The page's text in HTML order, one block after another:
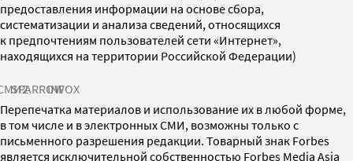
предоставления информации на основе сбора,
систематизации и анализа сведений, относящихся
к предпочтениям пользователей сети «Интернет»,
находящихся на территории Российской Федерации)
SPARROWINFOX
Перепечатка материалов и использование их в любой форме,
в том числе и в электронных СМИ, возможны только с
письменного разрешения редакции. Товарный знак Forbes
является исключительной собственностью Forbes Media Asia